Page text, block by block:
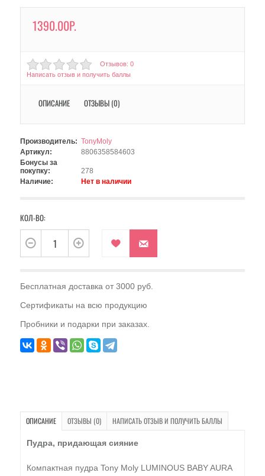
1390.00Р.
Отзывов: 0
Написать отзыв и получить баллы
ОПИСАНИЕ ОТЗЫВЫ (0)
Производитель: TonyMoly
Артикул:
8806358584603
Бонусы за
покупку:
278
Наличие:
Нет в наличии
КОЛ-ВО:
Бесплатная доставка от 3000 руб.
Сертификаты на всю продукцию
Пробники и подарки при заказах.
ОПИСАНИЕ ОТЗЫВЫ (0) НАПИСАТЬ ОТЗЫВ И ПОЛУЧИТЬ БАЛЛЫ
Пудра, придающая сияние
Компактная пудра Tony Moly LUMINOUS BABY AURA